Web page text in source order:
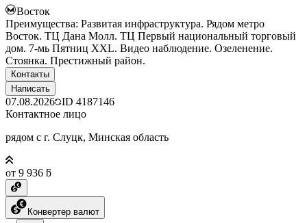
Восток
Преимущества: Развитая инфраструктура. Рядом метро
Восток. ТЦ Дана Молл. ТЦ Первый национальный торговый
дом. 7-мь Пятниц ХХL. Видео наблюдение. Озеленение.
Стоянка. Престижный район.
Контакты
Написать
07.08.2026 ID 4187146
Контактное лицо
рядом с г. Слуцк, Минская область
от 9 936 ƃ
Конвертер валют